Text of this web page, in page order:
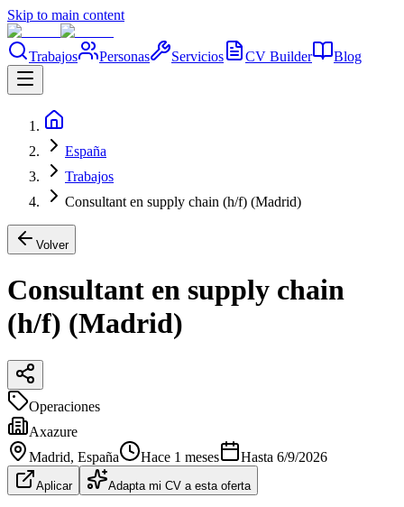
Skip to main content
Trabajos Personas Servicios CV Builder Blog
España
Trabajos
Consultant en supply chain (h/f) (Madrid)
Volver
Consultant en supply chain
(h/f) (Madrid)
Operaciones
Axazure
Madrid, España Hace 1 meses Hasta 6/9/2026
Aplicar Adapta mi CV a esta oferta